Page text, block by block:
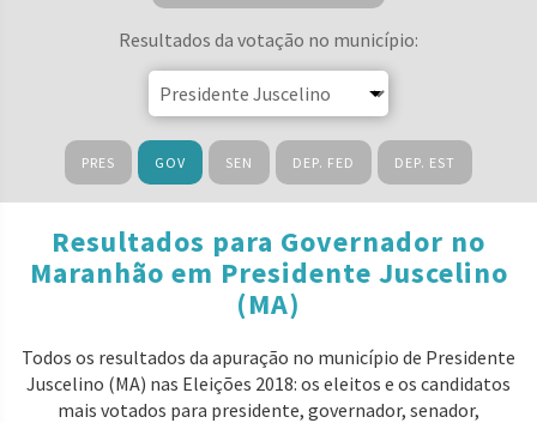
Resultados da votação no município:
PRES GOV SEN DEP. FED DEP. EST
Resultados para Governador no
Maranhão em Presidente Juscelino
(MA)
Todos os resultados da apuração no município de Presidente
Juscelino (MA) nas Eleições 2018: os eleitos e os candidatos
mais votados para presidente, governador, senador,